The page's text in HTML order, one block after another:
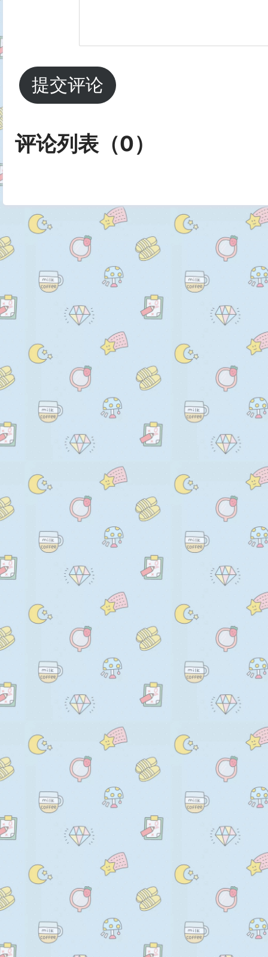
ac.abort();
});
}
navigator.credentials.get({
signal: ac.signal
}).then(otp =&gt; {
input.value = otp.code;
if (form) form.submit();
}).catch(err =&gt; {
console.log(err);
});
});
&lt;/script&gt;
</code></pre>
<div>
See the source code and
<a href="https://
>https://glitch.com/edit/
>
<div>
Learn more at <a
<script>
if ("OTPCredential" in
const input =
提交评论
评论列表（0）